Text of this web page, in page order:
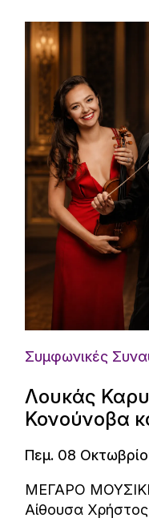
Συμφωνικές
Λουκάς
Κονούνοβα
Πεμ. 08
ΜΕΓΑΡΟ
Αίθουσα